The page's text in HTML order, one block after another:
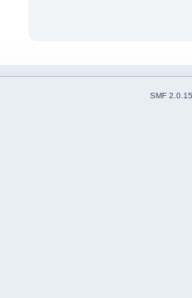
SMF 2.0.15